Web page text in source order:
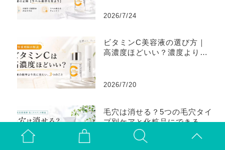
2026/7/24
ビタミンC美容液の選び方｜
高濃度ほどいい？濃度より大
2026/7/20
毛穴は消せる？5つの毛穴タイ
プ別ケアと化粧品にできるこ